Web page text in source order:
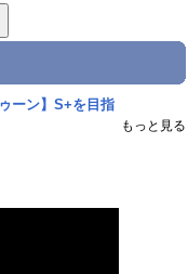
ーン】S+を目指
もっと見る